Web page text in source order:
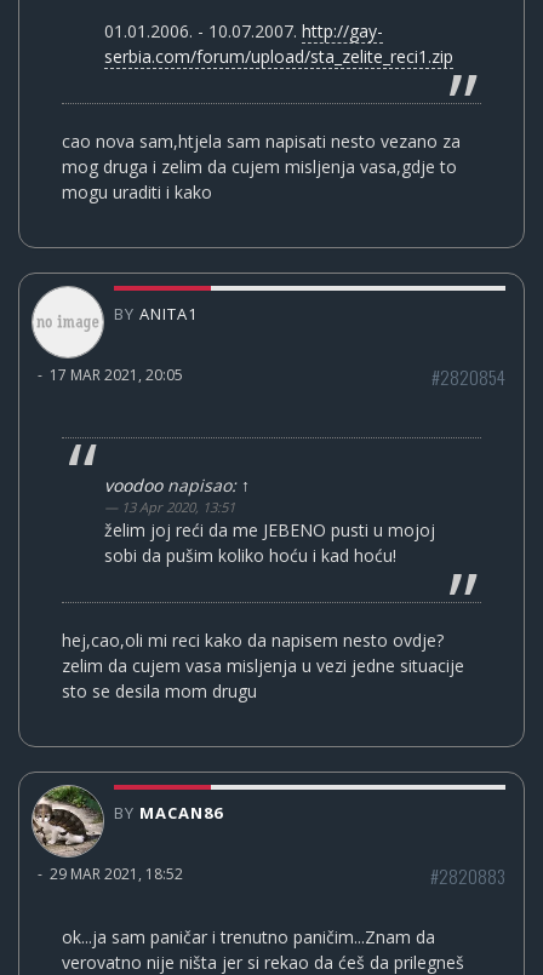
01.01.2006. - 10.07.2007. http://gay-
serbia.com/forum/upload/sta_zelite_reci1.zip
cao nova sam,htjela sam napisati nesto vezano za
mog druga i zelim da cujem misljenja vasa,gdje to
mogu uraditi i kako
BY ANITA1
- 17 MAR 2021, 20:05 #2820854
voodoonapisao: ↑
13 Apr 2020, 13:51
želim joj reći da me JEBENO pusti u mojoj
sobi da pušim koliko hoću i kad hoću!
hej,cao,oli mi reci kako da napisem nesto ovdje?
zelim da cujem vasa misljenja u vezi jedne situacije
sto se desila mom drugu
BY MACAN86
- 29 MAR 2021, 18:52 #2820883
ok...ja sam paničar i trenutno paničim...Znam da
verovatno nije ništa jer si rekao da ćeš da prilegneš